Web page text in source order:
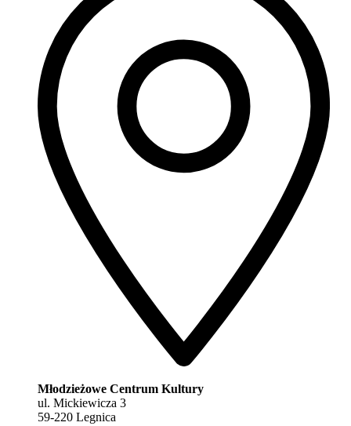
Młodzieżowe Centrum Kultury
ul. Mickiewicza 3
59-220 Legnica